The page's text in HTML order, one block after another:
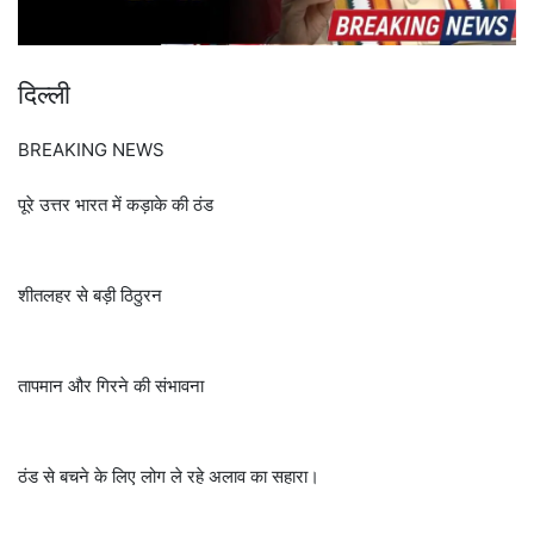
दिल्ली
BREAKING NEWS
पूरे उत्तर भारत में कड़ाके की ठंड
शीतलहर से बड़ी ठिठुरन
तापमान और गिरने की संभावना
ठंड से बचने के लिए लोग ले रहे अलाव का सहारा।